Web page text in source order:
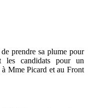
prendre sa plume pour
les candidats pour un
Mme Picard et au Front